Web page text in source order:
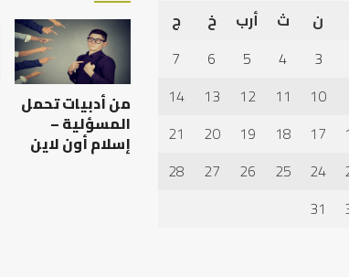
العبادات شخصية
أهم
أسباب
عدم
استجابة
الدعاء
أهم أسباب عدم استجابة
ن ث أرب خ
ج
3
4
5
6
7
10
11
12
13
14
17
18
19
20
21
24
25
26
27
28
31
من أدبيات تحمل
المسؤلية –
إسلام أون لاين